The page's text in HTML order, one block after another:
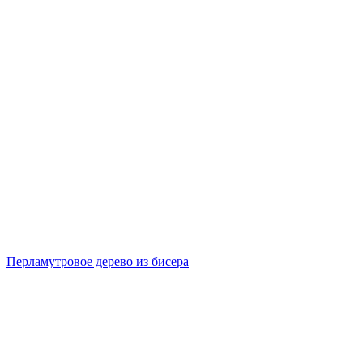
Перламутровое дерево из бисера